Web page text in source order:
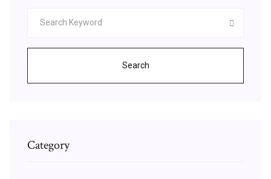
Search
Category